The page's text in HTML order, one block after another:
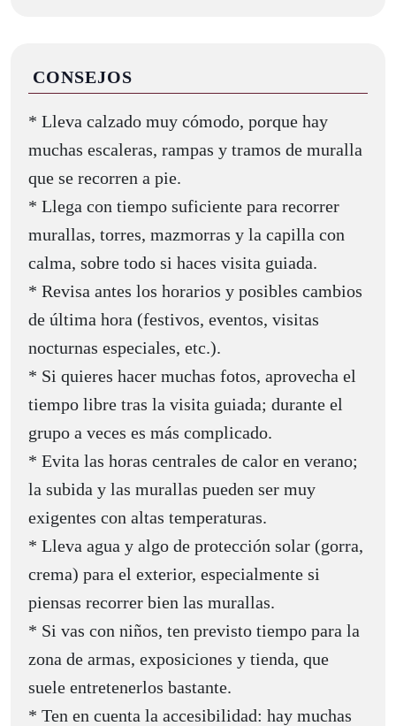
CONSEJOS
* Lleva calzado muy cómodo, porque hay
muchas escaleras, rampas y tramos de muralla
que se recorren a pie.
* Llega con tiempo suficiente para recorrer
murallas, torres, mazmorras y la capilla con
calma, sobre todo si haces visita guiada.
* Revisa antes los horarios y posibles cambios
de última hora (festivos, eventos, visitas
nocturnas especiales, etc.).
* Si quieres hacer muchas fotos, aprovecha el
tiempo libre tras la visita guiada; durante el
grupo a veces es más complicado.
* Evita las horas centrales de calor en verano;
la subida y las murallas pueden ser muy
exigentes con altas temperaturas.
* Lleva agua y algo de protección solar (gorra,
crema) para el exterior, especialmente si
piensas recorrer bien las murallas.
* Si vas con niños, ten previsto tiempo para la
zona de armas, exposiciones y tienda, que
suele entretenerlos bastante.
* Ten en cuenta la accesibilidad: hay muchas